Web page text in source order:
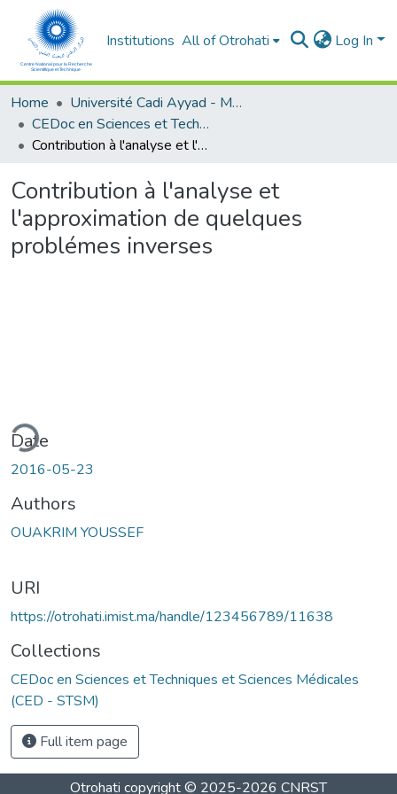
Institutions All of Otrohati Log In
Home
Université Cadi Ayyad - Marrakech
CEDoc en Sciences et Techniques et Sciences Médicales (CED - STSM)
Contribution à l'analyse et l'approximation de quelques problémes inverses
Contribution à l'analyse et
l'approximation de quelques
problémes inverses
Date
2016-05-23
Authors
OUAKRIM YOUSSEF
URI
https://otrohati.imist.ma/handle/123456789/11638
Collections
CEDoc en Sciences et Techniques et Sciences Médicales
(CED - STSM)
Full item page
Otrohati copyright © 2025-2026 CNRST